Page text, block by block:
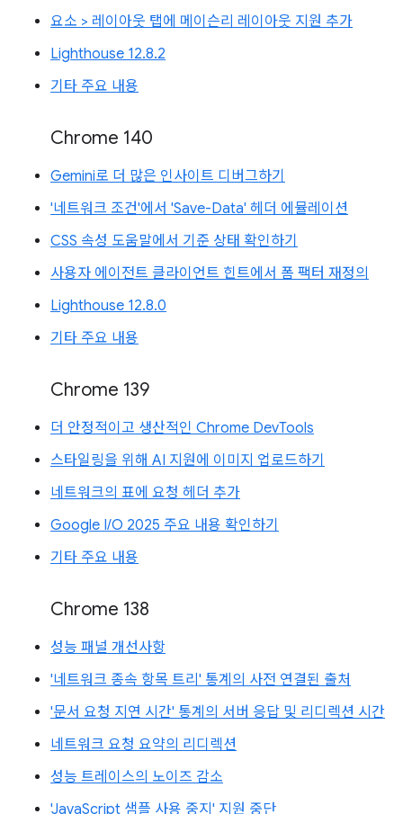
요소 > 레이아웃 탭에 메이슨리 레이아웃 지원 추가
Lighthouse 12.8.2
기타 주요 내용
Chrome 140
Gemini로 더 많은 인사이트 디버그하기
'네트워크 조건'에서 'Save-Data' 헤더 에뮬레이션
CSS 속성 도움말에서 기준 상태 확인하기
사용자 에이전트 클라이언트 힌트에서 폼 팩터 재정의
Lighthouse 12.8.0
기타 주요 내용
Chrome 139
더 안정적이고 생산적인 Chrome DevTools
스타일링을 위해 AI 지원에 이미지 업로드하기
네트워크의 표에 요청 헤더 추가
Google I/O 2025 주요 내용 확인하기
기타 주요 내용
Chrome 138
성능 패널 개선사항
'네트워크 종속 항목 트리' 통계의 사전 연결된 출처
'문서 요청 지연 시간' 통계의 서버 응답 및 리디렉션 시간
네트워크 요청 요약의 리디렉션
성능 트레이스의 노이즈 감소
'JavaScript 샘플 사용 중지' 지원 중단